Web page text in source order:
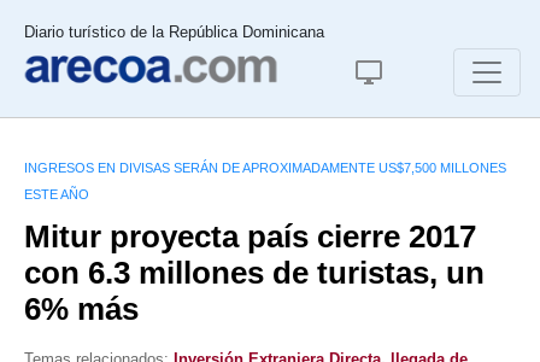
Diario turístico de la República Dominicana
INGRESOS EN DIVISAS SERÁN DE APROXIMADAMENTE US$7,500 MILLONES
ESTE AÑO
Mitur proyecta país cierre 2017
con 6.3 millones de turistas, un
6% más